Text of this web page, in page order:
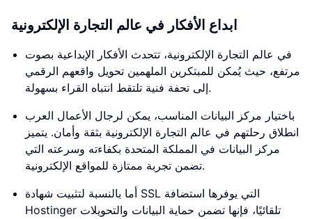
ابداع الأفكار في عالم التجارة الإلكترونية
في عالم التجارة الإلكترونية، تتحدث الأفكار الإبداعية بصوت
مرتفع، حيث يُمكن للمبتكرين الملهمين تحويل واقعهم الرقمي
إلى تحفة فنية تلتقط انتباه القراء بسهولة.
باختيار مركز البيانات المناسب، يمكن لرجال الأعمال العرب
انطلاق رحلتهم في عالم التجارة الإلكترونية بثقة وأمان. يتميز
مركز البيانات في المملكة المتحدة بكفاءته وسرعته التي
تضمن تجربة ممتازة للمواقع الإلكترونية.
أما بالنسبة لتثبيت شهادة SSL التي يوفرها استضافة
Hostinger تلقائيًا، فإنها تضمن حماية البيانات والتحويلات